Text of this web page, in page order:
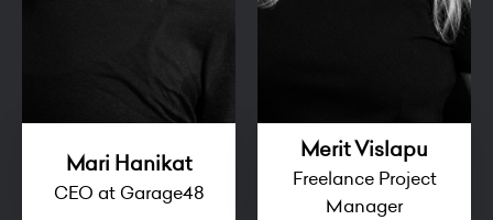
Mari Hanikat
CEO at Garage48
Merit Vislapu
Freelance Project
Manager